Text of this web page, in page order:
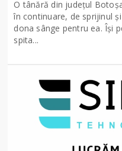
O tânără din județul
în continuare, de sprijinul
dona sânge pentru ea. Își
spita...